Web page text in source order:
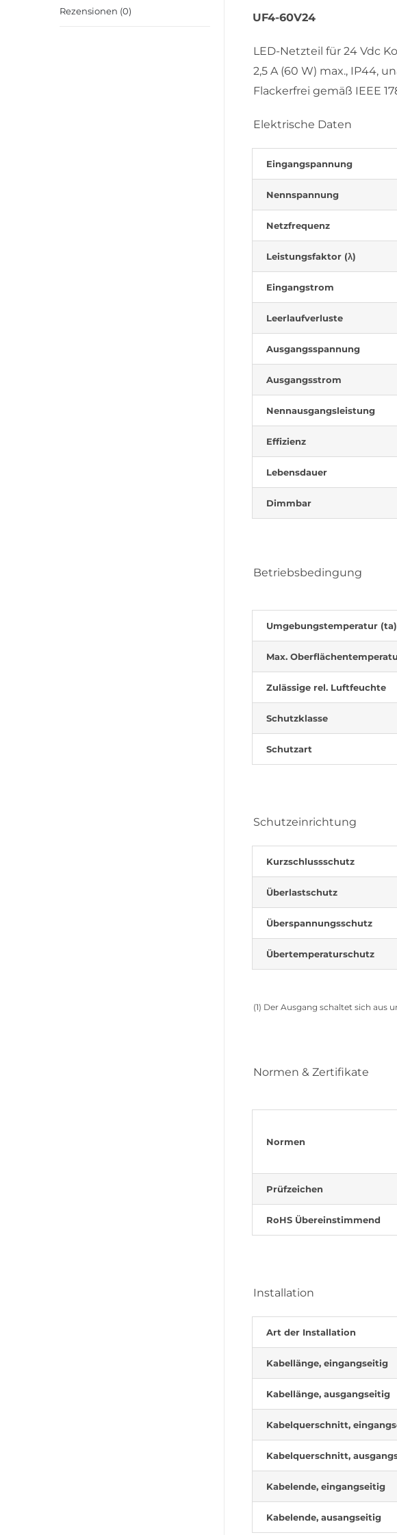
Rezensionen (0) UF4-60V24
LED-Netzteil für 24 Vdc
2,5 A (60 W) max., IP44,
Flackerfrei gemäß IEEE
Elektrische Daten
Eingangspannung
Nennspannung
Netzfrequenz
Leistungsfaktor (λ)
Eingangstrom
Leerlaufverluste
Ausgangsspannung
Ausgangsstrom
Nennausgangsleistung
Effizienz
Lebensdauer
Dimmbar
Betriebsbedingung
Umgebungstemperatur (ta)
Max.
Zulässige rel. Luftfeuchte
Schutzklasse
Schutzart
Schutzeinrichtung
Kurzschlussschutz
Überlastschutz
Überspannungsschutz
Übertemperaturschutz
(1) Der Ausgang schaltet sich
Normen & Zertifikate
Normen
Prüfzeichen
RoHS Übereinstimmend
Installation
Art der Installation
Kabellänge, eingangseitig
Kabellänge, ausgangseitig
Kabelquerschnitt,
Kabelquerschnitt,
Kabelende, eingangseitig
Kabelende, ausangseitig